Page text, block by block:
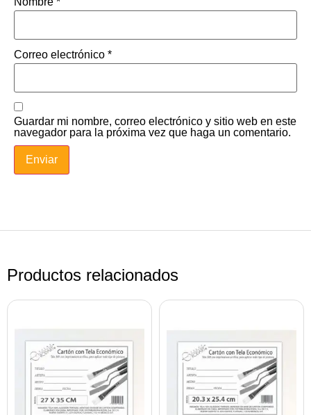
Correo electrónico *
Guardar mi nombre, correo electrónico y sitio web en este
navegador para la próxima vez que haga un comentario.
Productos relacionados